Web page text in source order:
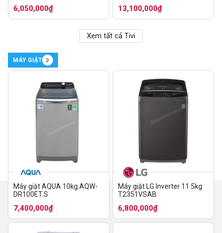
6,050,000₫ 13,100,000₫
Xem tất cả Tivi
MÁY GIẶT
Máy giặt AQUA 10kg AQW-
DR100ET.S
7,400,000₫
Máy giặt LG Inverter 11.5kg
T2351VSAB
6,800,000₫